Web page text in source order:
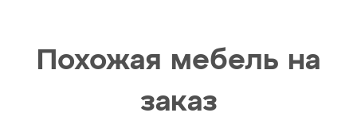
Похожая мебель на
заказ